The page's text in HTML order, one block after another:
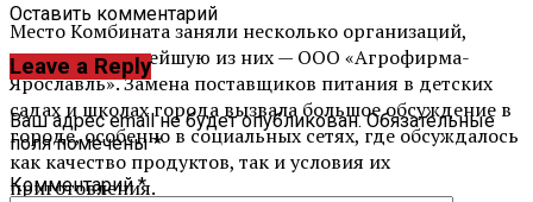
Место Комбината заняли несколько организаций,
включая крупнейшую из них — ООО «Агрофирма-
Ярославль». Замена поставщиков питания в детских
садах и школах города вызвала большое обсуждение в
городе, особенно в социальных сетях, где обсуждалось
как качество продуктов, так и условия их
приготовления.
Оставить комментарий
Leave a Reply
Ваш адрес email не будет опубликован. Обязательные
поля помечены*
Комментарий*